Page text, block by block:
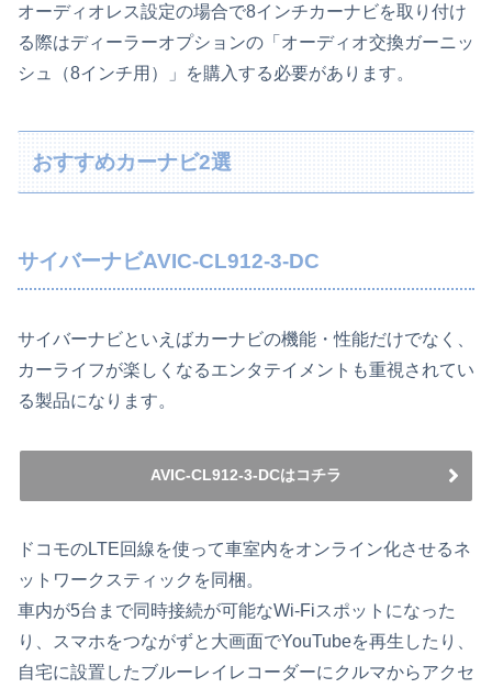
オーディオレス設定の場合で8インチカーナビを取り付け
る際はディーラーオプションの「オーディオ交換ガーニッ
シュ（8インチ用）」を購入する必要があります。
おすすめカーナビ2選
サイバーナビAVIC-CL912-3-DC
サイバーナビといえばカーナビの機能・性能だけでなく、
カーライフが楽しくなるエンタテイメントも重視されてい
る製品になります。
AVIC-CL912-3-DCはコチラ
ドコモのLTE回線を使って車室内をオンライン化させるネ
ットワークスティックを同梱。
車内が5台まで同時接続が可能なWi-Fiスポットになった
り、スマホをつながずと大画面でYouTubeを再生したり、
自宅に設置したブルーレイレコーダーにクルマからアクセ